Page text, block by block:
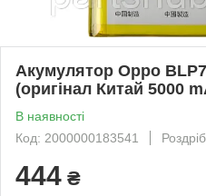
Акумулятор Oppo
(оригінал Китай 5000
В наявності
Код: 2000000183541
Роздріб
444 ₴